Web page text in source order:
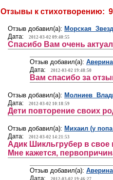
Отзывы к стихотворению: 9
Отзыв добавил(а): Морская
Дата:
2012-03-02 09:40:55
Спасибо Вам очень
Отзыв добавил(а):
Дата:
2012-03-02 19:48:50
Вам спасибо за
Отзыв добавил(а): Молниев
Дата:
2012-03-02 10:18:59
Дети повторение своих
Отзыв добавил(а): Михаил (у
Дата:
2012-03-02 14:21:53
Адик Шикльгрубер в свое
Мне кажется,
Отзыв добавил(а):
Дата:
2012-03-02 19:46:27